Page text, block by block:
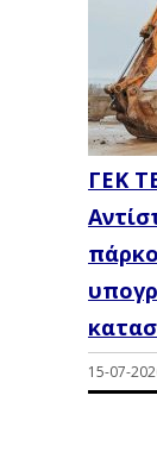
ΓΕΚ
15-07-